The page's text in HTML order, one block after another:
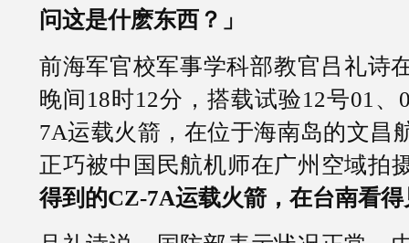
问这是什麽东西？」
前海军官校军事学科部教官吕礼诗
晚间18时12分，搭载试验12号01、
7A运载火箭，在位于海南岛的文昌
正巧被中国民航机师在广州空域拍
得到的CZ-7A运载火箭，在台南看